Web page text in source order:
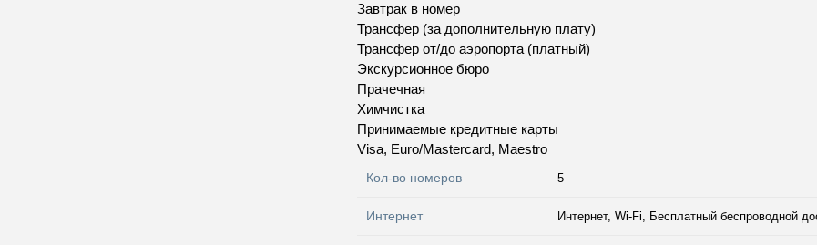
Завтрак в номер
Трансфер (за дополнительную плату)
Трансфер от/до аэропорта (платный)
Экскурсионное бюро
Прачечная
Химчистка
Принимаемые кредитные карты
Visa, Euro/Mastercard, Maestro
Кол-во номеров 5
Интернет Интернет, Wi-Fi, Бесплатный беспроводной